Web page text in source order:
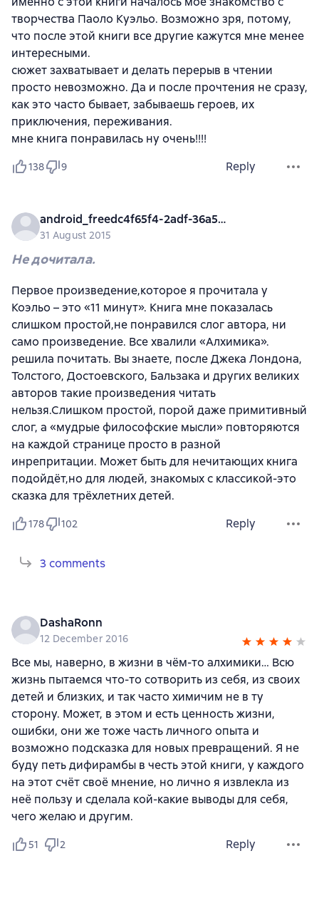
творчества Паоло Куэльо. Возможно зря, потому,
что после этой книги все другие кажутся мне менее
интересными.
сюжет захватывает и делать перерыв в чтении
просто невозможно. Да и после прочтения не сразу,
как это часто бывает, забываешь героев, их
приключения, переживания.
мне книга понравилась ну очень!!!!
138 9 Reply
android_freedc4f65f4-2adf-36a5-9943-a1ab9d9b4f4d
31 August 2015
Не дочитала.
Первое произведение,которое я прочитала у
Коэльо – это «11 минут». Книга мне показалась
слишком простой,не понравился слог автора, ни
само произведение. Все хвалили «Алхимика».
решила почитать. Вы знаете, после Джека Лондона,
Толстого, Достоевского, Бальзака и других великих
авторов такие произведения читать
нельзя.Слишком простой, порой даже примитивный
слог, а «мудрые философские мысли» повторяются
на каждой странице просто в разной
инрепритации. Может быть для нечитающих книга
подойдёт,но для людей, знакомых с классикой-это
сказка для трёхлетних детей.
178 102 Reply
3 comments
DashaRonn
12 December 2016
Все мы, наверно, в жизни в чём-то алхимики… Всю
жизнь пытаемся что-то сотворить из себя, из своих
детей и близких, и так часто химичим не в ту
сторону. Может, в этом и есть ценность жизни,
ошибки, они же тоже часть личного опыта и
возможно подсказка для новых превращений. Я не
буду петь дифирамбы в честь этой книги, у каждого
на этот счёт своё мнение, но лично я извлекла из
неё пользу и сделала кой-какие выводы для себя,
чего желаю и другим.
51 2 Reply